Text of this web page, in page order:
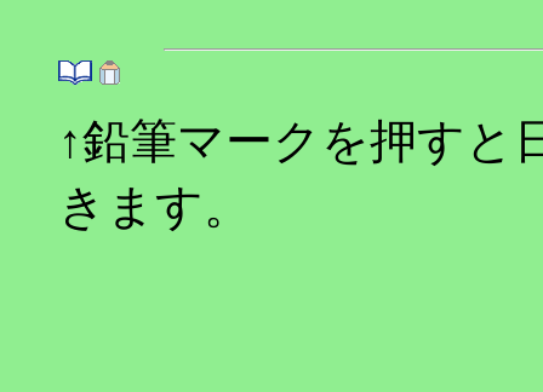
↑鉛筆マークを押すと
きます。